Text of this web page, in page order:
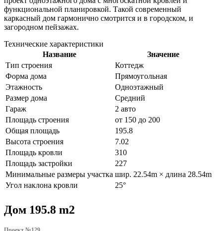
функциональной планировкой. Такой современный
каркасный дом гармонично смотрится и в городском, и
загородном пейзажах.
Технические характеристики
Название
Значение
Тип строения
Коттедж
Форма дома
Прямоугольная
Этажность
Одноэтажный
Размер дома
Средний
Гараж
2 авто
Площадь строения
от 150 до 200
Общая площадь
195.8
Высота строения
7.02
Площадь кровли
310
Площадь застройки
227
Минимальные размеры участка шир. 22.54m × длина 28.54m
Угол наклона кровли
25°
Дом 195.8 m2